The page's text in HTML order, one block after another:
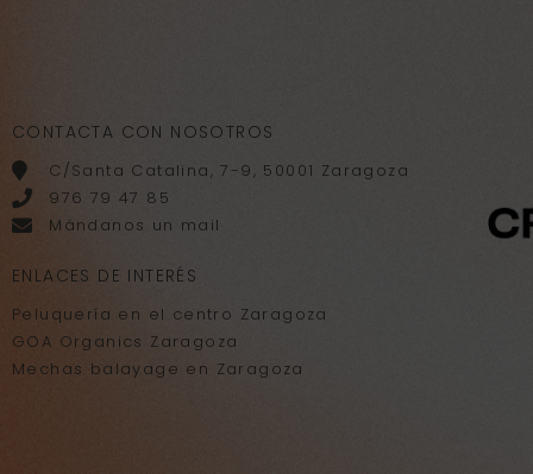
CONTACTA CON NOSOTROS
C/Santa Catalina, 7-9, 50001 Zaragoza
976 79 47 85
Mándanos un mail
ENLACES DE INTERÉS
Peluquería en el centro Zaragoza
GOA Organics Zaragoza
Mechas balayage en Zaragoza